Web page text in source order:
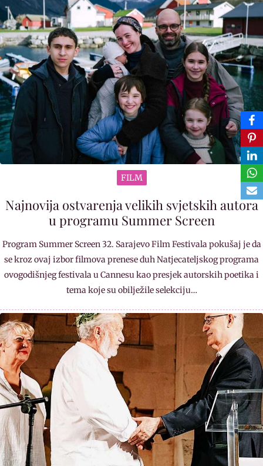
FILM
Najnovija ostvarenja velikih svjetskih autora
u programu Summer Screen
Program Summer Screen 32. Sarajevo Film Festivala pokušaj je da
se kroz ovaj izbor filmova prenese duh Natjecateljskog programa
ovogodišnjeg festivala u Cannesu kao presjek autorskih poetika i
tema koje su obilježile selekciju…